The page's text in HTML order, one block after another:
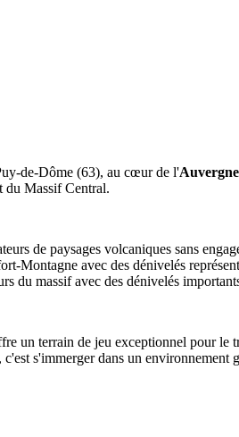
de-Dôme (63), au cœur de l'
du Massif Central.
de paysages volcaniques sans
Montagne avec des dénivelés
du massif avec des dénivelés
un terrain de jeu exceptionnel pour le
s'immerger dans un environnement